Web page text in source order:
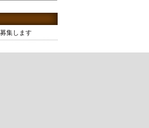
集します